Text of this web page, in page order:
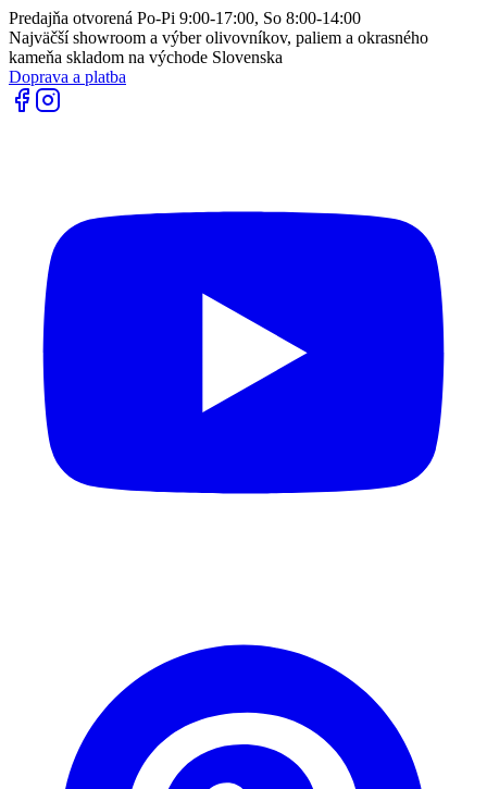
Predajňa otvorená Po-Pi 9:00-17:00, So 8:00-14:00
Najväčší showroom a výber olivovníkov, paliem a okrasného
kameňa skladom na východe Slovenska
Doprava a platba